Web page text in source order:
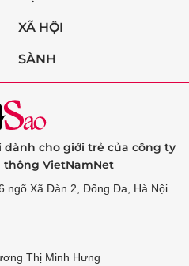
XÃ HỘI
SÀNH
cho giới trẻ của công ty
thông VietNamNet
ngõ Xã Đàn 2, Đống Đa, Hà Nội
Thị Minh Hưng